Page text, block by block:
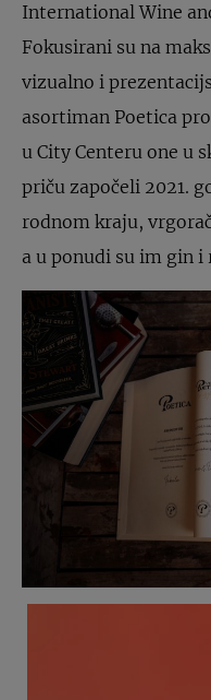
International Wine
Fokusirani su na
vizualno i
asortiman Poetica
u City Centeru one u
priču započeli 2021.
rodnom kraju,
a u ponudi su im gin i